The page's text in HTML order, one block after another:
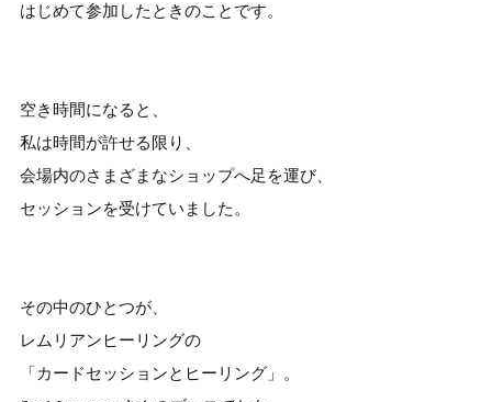
はじめて参加したときのことです。
空き時間になると、
私は時間が許せる限り、
会場内のさまざまなショップへ足を運び、
セッションを受けていました。
その中のひとつが、
レムリアンヒーリングの
「カードセッションとヒーリング」。